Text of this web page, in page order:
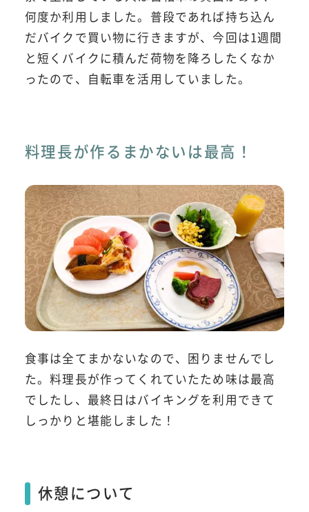
何度か利用しました。普段であれば持ち込ん
だバイクで買い物に行きますが、今回は1週間
と短くバイクに積んだ荷物を降ろしたくなか
ったので、自転車を活用していました。
料理長が作るまかないは最高！
食事は全てまかないなので、困りませんでし
た。料理長が作ってくれていたため味は最高
でしたし、最終日はバイキングを利用できて
しっかりと堪能しました！
休憩について